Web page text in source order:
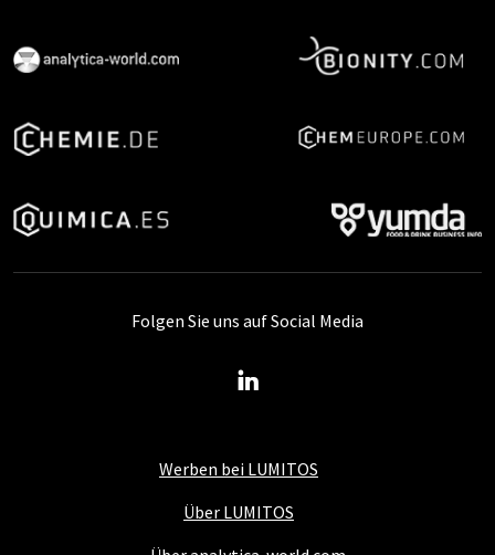
Werben bei LUMITOS
Über LUMITOS
Folgen Sie uns auf Social Media